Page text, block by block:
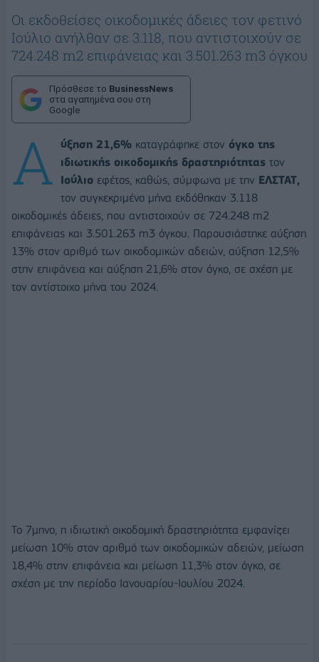
Οι εκδοθείσες οικοδομικές άδειες τον φετινό
Ιούλιο ανήλθαν σε 3.118, που αντιστοιχούν σε
724.248 m2 επιφάνειας και 3.501.263 m3 όγκου
Πρόσθεσε το BusinessNews
στα αγαπημένα σου στη
Google
Α ύξηση 21,6% καταγράφηκε στον όγκο της
ιδιωτικής οικοδομικής δραστηριότητας τον
Ιούλιο εφέτος, καθώς, σύμφωνα με την ΕΛΣΤΑΤ,
τον συγκεκριμένο μήνα εκδόθηκαν 3.118
οικοδομικές άδειες, που αντιστοιχούν σε 724.248 m2
επιφάνειας και 3.501.263 m3 όγκου. Παρουσιάστηκε αύξηση
13% στον αριθμό των οικοδομικών αδειών, αύξηση 12,5%
στην επιφάνεια και αύξηση 21,6% στον όγκο, σε σχέση με
τον αντίστοιχο μήνα του 2024.
Το 7μηνο, η ιδιωτική οικοδομική δραστηριότητα εμφανίζει
μείωση 10% στον αριθμό των οικοδομικών αδειών, μείωση
18,4% στην επιφάνεια και μείωση 11,3% στον όγκο, σε
σχέση με την περίοδο Ιανουαρίου-Ιουλίου 2024.